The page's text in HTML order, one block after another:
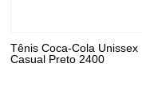
Tênis Coca-Cola Unissex
Casual Preto 2400